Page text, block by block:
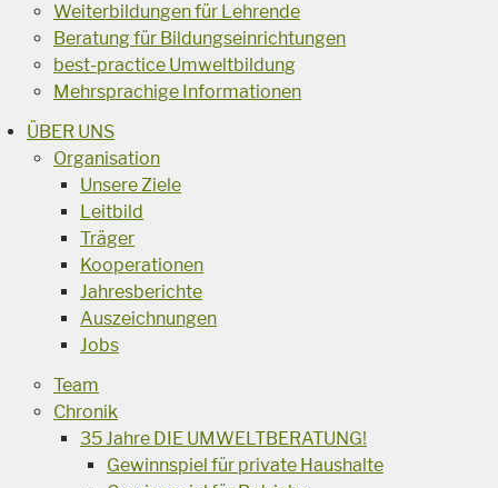
Weiterbildungen für Lehrende
Beratung für Bildungseinrichtungen
best-practice Umweltbildung
Mehrsprachige Informationen
ÜBER UNS
Organisation
Unsere Ziele
Leitbild
Träger
Kooperationen
Jahresberichte
Auszeichnungen
Jobs
Team
Chronik
35 Jahre DIE UMWELTBERATUNG!
Gewinnspiel für private Haushalte